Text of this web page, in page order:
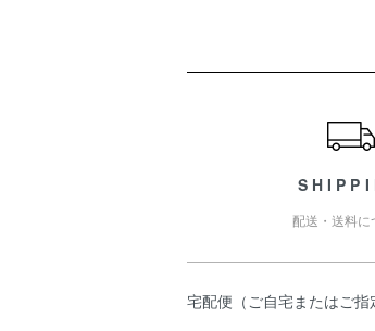
配送・送料に
宅配便（ご自宅またはご指